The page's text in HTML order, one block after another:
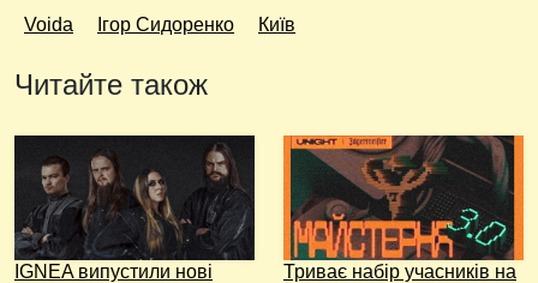
Voida Ігор Сидоренко Київ
Читайте також
IGNEA випустили нові
Триває набір учасників на